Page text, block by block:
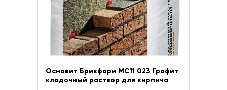
Основит Брикформ МС11 023 Графит
кладочный раствор для кирпича